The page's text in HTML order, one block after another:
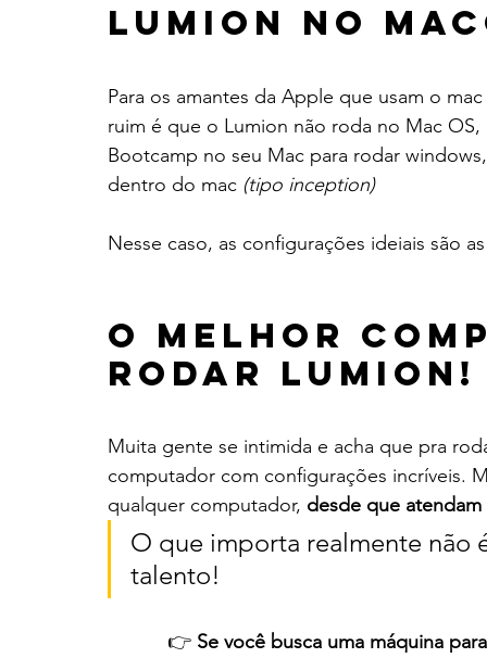
Lumion no
Para os amantes da Apple que usam o
ruim é que o Lumion não roda no Mac
Bootcamp no seu Mac para rodar
dentro do mac (tipo inception)
Nesse caso, as configurações ideiais são
O melhor
rodar lumion!
Muita gente se intimida e acha que pra
computador com configurações incríveis.
qualquer computador, desde que
O que importa realmente não
talento!
👉 Se você busca uma máquina